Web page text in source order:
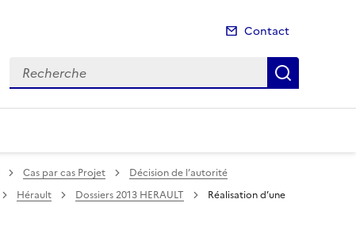
Contact
Recherche
Cas par cas Projet
Décision de l’autorité
Hérault Dossiers 2013 HERAULT
Réalisation d’une